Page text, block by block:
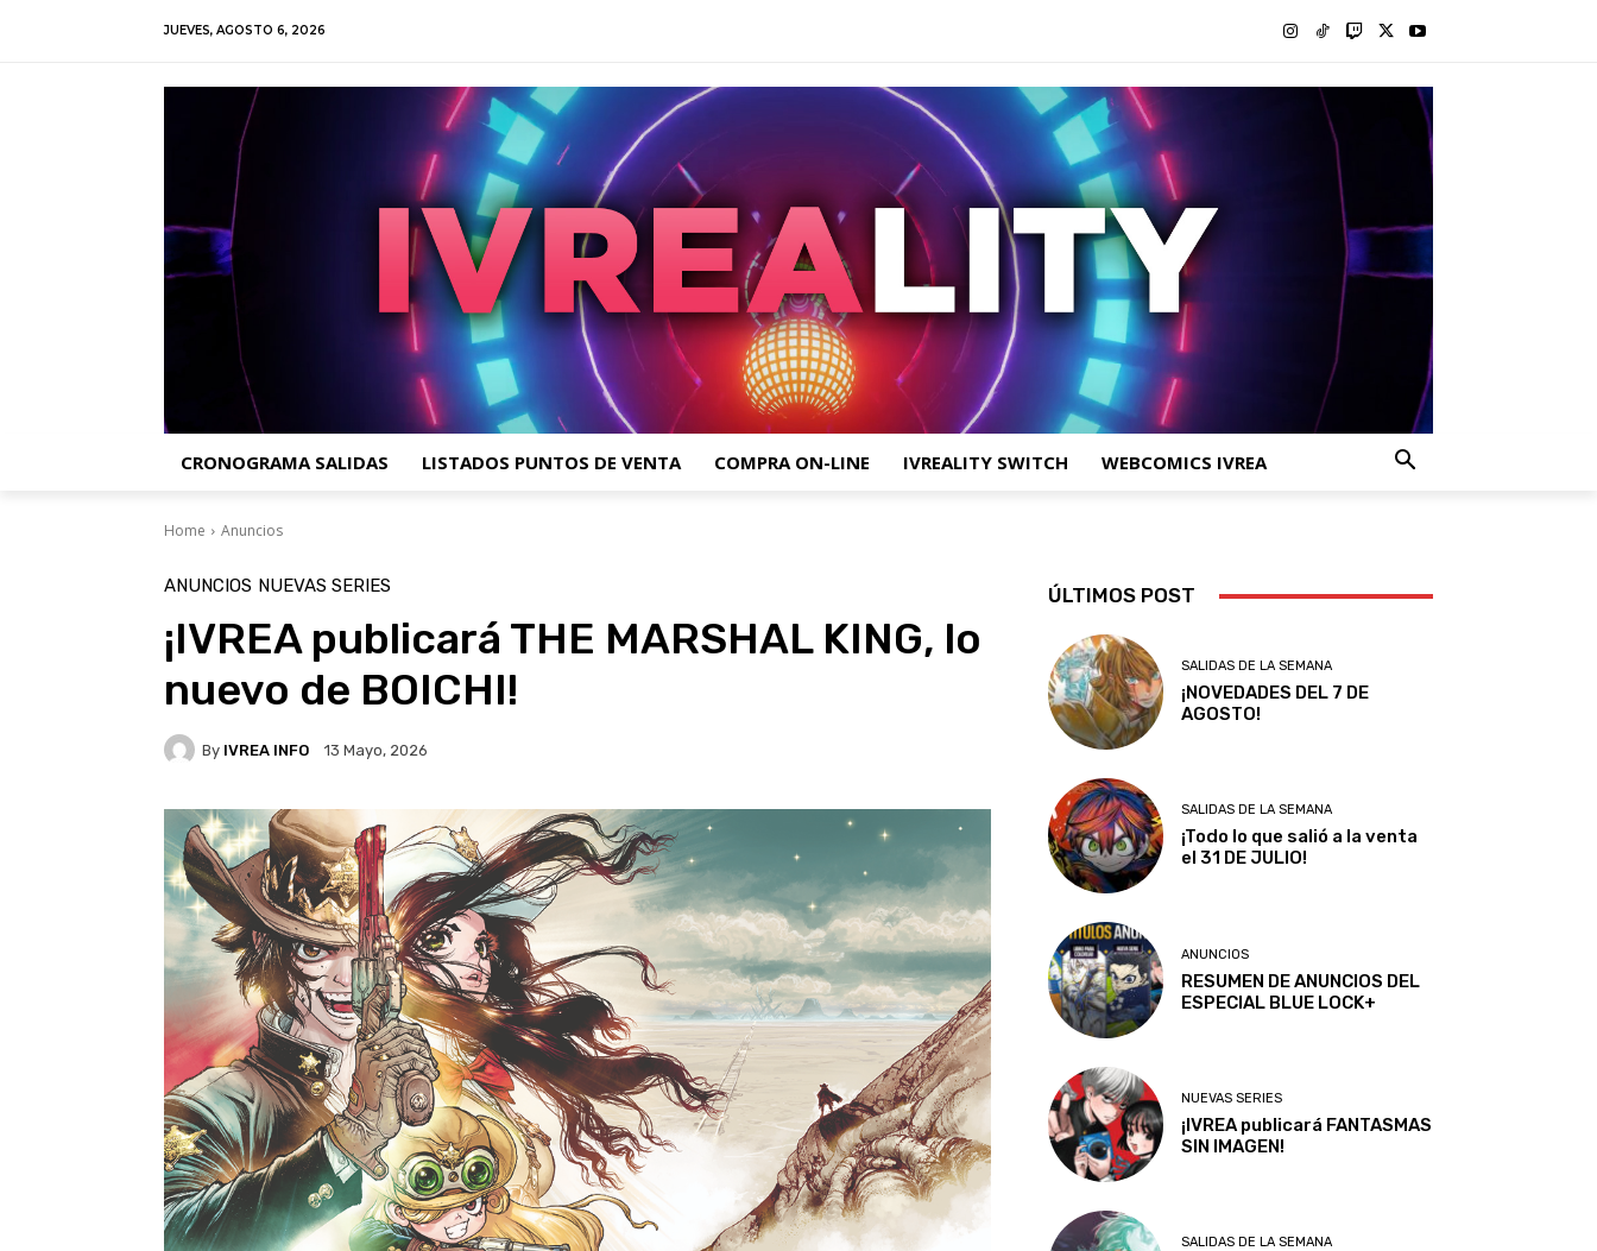
JUEVES, AGOSTO 6, 2026
CRONOGRAMA SALIDAS LISTADOS PUNTOS DE VENTA COMPRA ON-LINE IVREALITY SWITCH WEBCOMICS IVREA
Home Anuncios
ANUNCIOS NUEVAS SERIES
¡IVREA publicará THE MARSHAL KING, lo
nuevo de BOICHI!
By IVREA INFO 13 Mayo, 2026
ÚLTIMOS POST
SALIDAS DE LA SEMANA
¡NOVEDADES DEL 7 DE
AGOSTO!
SALIDAS DE LA SEMANA
¡Todo lo que salió a la venta
el 31 DE JULIO!
ANUNCIOS
RESUMEN DE ANUNCIOS DEL
ESPECIAL BLUE LOCK+
NUEVAS SERIES
¡IVREA publicará FANTASMAS
SIN IMAGEN!
SALIDAS DE LA SEMANA